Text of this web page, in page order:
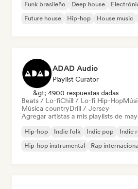
Funk brasileño Deep house
Future house
Hip-hop House music
ADAD Audio
Playlist Curator
&gt; 4900 respuestas dadas
Beats / Lo-fiChill / Lo-fi Hip-Hop
Música countryDrill / Jersey
Agregar artistas a mis playlists de
Hip-hop Indie folk Indie pop Indie
Hip-hop instrumental
Rap